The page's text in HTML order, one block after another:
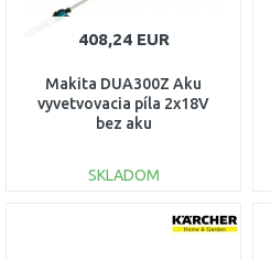
408,24 EUR
Makita DUA300Z Aku
vyvetvovacia píla 2x18V
bez aku
SKLADOM
DO KOŠÍKA